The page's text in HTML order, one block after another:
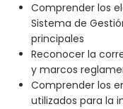
Comprender los
Sistema de
principales
Reconocer la
y marcos
Comprender los
utilizados para la